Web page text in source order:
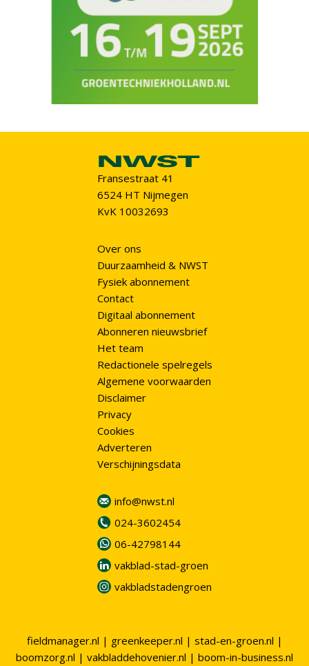
Fransestraat 41
6524 HT Nijmegen
KvK 10032693
Over ons
Duurzaamheid & NWST
Fysiek abonnement
Contact
Digitaal abonnement
Abonneren nieuwsbrief
Het team
Redactionele spelregels
Algemene voorwaarden
Disclaimer
Privacy
Cookies
Adverteren
Verschijningsdata
info@nwst.nl
024-3602454
06-42798144
vakblad-stad-groen
vakbladstadengroen
fieldmanager.nl | greenkeeper.nl | stad-en-groen.nl |
boomzorg.nl | vakbladdehovenier.nl | boom-in-business.nl